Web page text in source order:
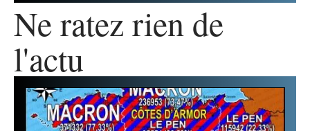
Ne ratez rien de
l'actu